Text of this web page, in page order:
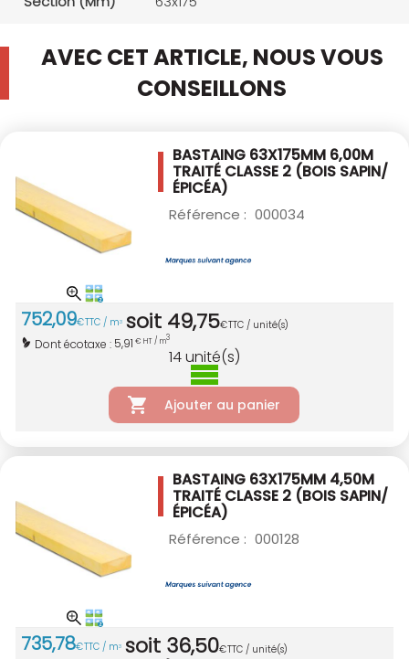
AVEC CET ARTICLE, NOUS VOUS
CONSEILLONS
BASTAING 63X175MM 6,00M
TRAITÉ CLASSE 2 (BOIS SAPIN/
ÉPICÉA)
Référence : 000034
752,09€TTC / m3 soit 49,75€TTC / unité(s)
Dont écotaxe : 5,91 € HT / m3
14unité(s)
Ajouter au panier
BASTAING 63X175MM 4,50M
TRAITÉ CLASSE 2 (BOIS SAPIN/
ÉPICÉA)
Référence : 000128
735,78€TTC / m3 soit 36,50€TTC / unité(s)